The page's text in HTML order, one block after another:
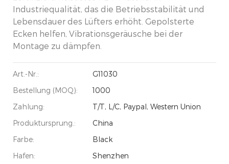
Industriequalität, das die Betriebsstabilität und
Lebensdauer des Lüfters erhöht. Gepolsterte
Ecken helfen, Vibrationsgeräusche bei der
Montage zu dämpfen.
Art.-Nr.:
G11030
Bestellung (MOQ):
1000
Zahlung:
T/T, L/C, Paypal, Western Union
Produktursprung.:
China
Farbe:
Black
Hafen:
Shenzhen